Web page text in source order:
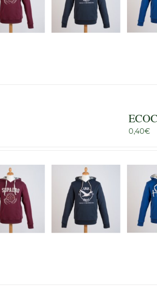
0,40€